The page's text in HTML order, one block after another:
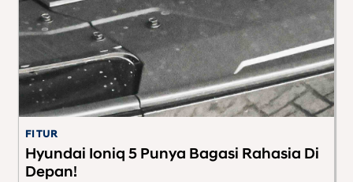
FITUR
Hyundai Ioniq 5 Punya Bagasi Rahasia Di
Depan!